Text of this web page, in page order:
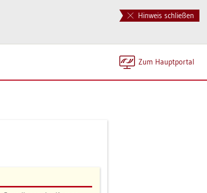
Hinweis schließen
Zum Haupt­por­tal